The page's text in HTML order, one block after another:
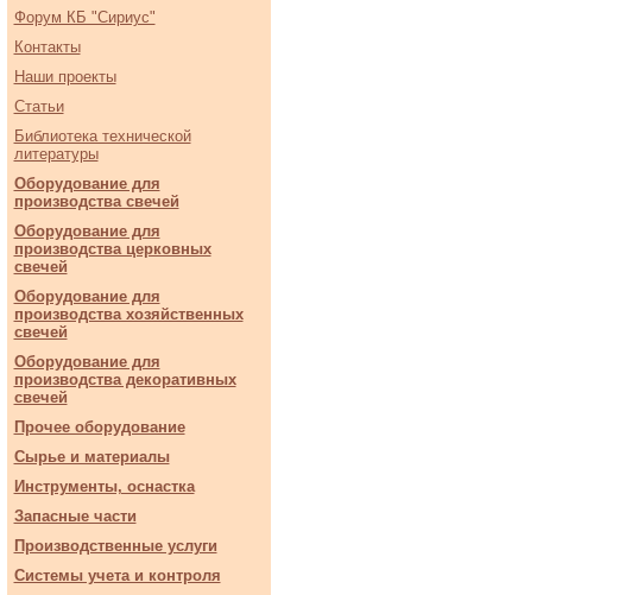
Форум КБ "Сириус"
Контакты
Наши проекты
Статьи
Библиотека технической
литературы
Оборудование для
производства свечей
Оборудование для
производства церковных
свечей
Оборудование для
производства хозяйственных
свечей
Оборудование для
производства декоративных
свечей
Прочее оборудование
Сырье и материалы
Инструменты, оснастка
Запасные части
Производственные услуги
Системы учета и контроля